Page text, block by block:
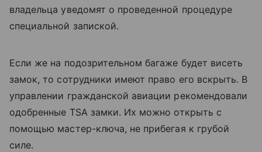
владельца уведомят о проведенной процедуре
специальной запиской.
Если же на подозрительном багаже будет висеть
замок, то сотрудники имеют право его вскрыть. В
управлении гражданской авиации рекомендовали
одобренные TSA замки. Их можно открыть с
помощью мастер-ключа, не прибегая к грубой
силе.